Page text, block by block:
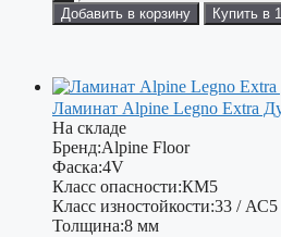
Добавить в корзину
Купить в
Ламинат Alpine Legno Extra
На складе
Бренд:Alpine Floor
Фаска:4V
Класс опасности:КМ5
Класс изностойкости:33 / АС5
Толщина:8 мм